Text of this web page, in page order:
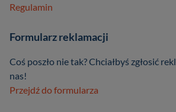
Regulamin
Formularz reklamacji
Coś poszło nie tak? Chciałbyś zgłosić
nas!
Przejdź do formularza